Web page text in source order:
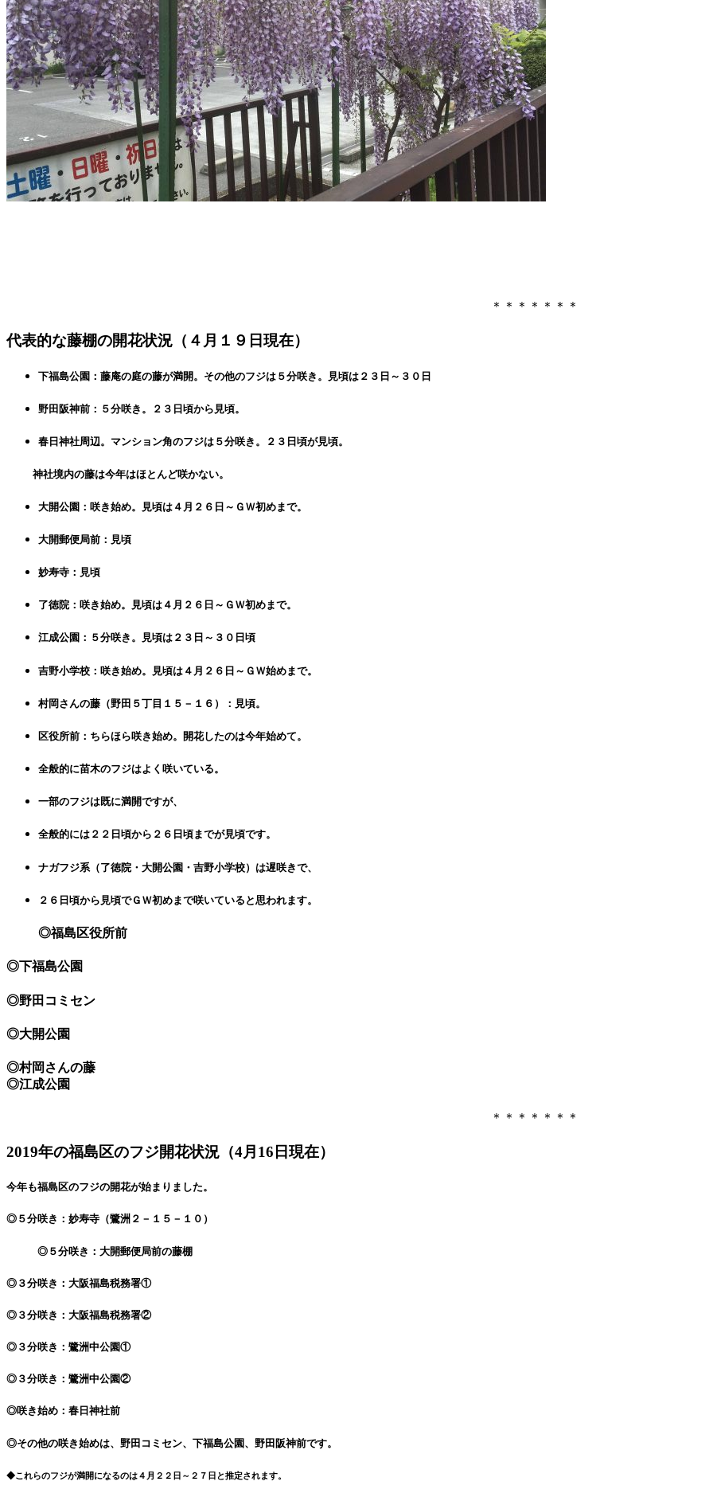
＊＊＊＊＊＊＊
代表的な藤棚の開花状況（４月１９日現在）
下福島公園：藤庵の庭の藤が満開。その他のフジは５分咲き。見頃は２３日～３０日
野田阪神前：５分咲き。２３日頃から見頃。
春日神社周辺。マンション角のフジは５分咲き。２３日頃が見頃。
神社境内の藤は今年はほとんど咲かない。
大開公園：咲き始め。見頃は４月２６日～ＧＷ初めまで。
大開郵便局前：見頃
妙寿寺：見頃
了徳院：咲き始め。見頃は４月２６日～ＧＷ初めまで。
江成公園：５分咲き。見頃は２３日～３０日頃
吉野小学校：咲き始め。見頃は４月２６日～ＧＷ始めまで。
村岡さんの藤（野田５丁目１５－１６）：見頃。
区役所前：ちらほら咲き始め。開花したのは今年始めて。
全般的に苗木のフジはよく咲いている。
一部のフジは既に満開ですが、
全般的には２２日頃から２６日頃までが見頃です。
ナガフジ系（了徳院・大開公園・吉野小学校）は遅咲きで、
２６日頃から見頃でＧＷ初めまで咲いていると思われます。
◎福島区役所前
◎下福島公園
◎野田コミセン
◎大開公園
◎村岡さんの藤
◎江成公園
＊＊＊＊＊＊＊
2019年の福島区のフジ開花状況（4月 16 日現在）
今年も福島区のフジの開花が始まりました。
◎５分咲き：妙寿寺（鷺洲２－１５－１０）
◎５分咲き：大開郵便局前の藤棚
◎３分咲き：大阪福島税務署①
◎ ３分咲き：大阪福島税務署②
◎３分咲き：鷺洲中公園①
◎３分咲き：鷺洲中公園②
◎咲き始め：春日神社前
◎その他の咲き始めは、野田コミセン、下福島公園、野田阪神前です。
◆これらのフジが満開になるのは４月２２日～２７日と推定されます。